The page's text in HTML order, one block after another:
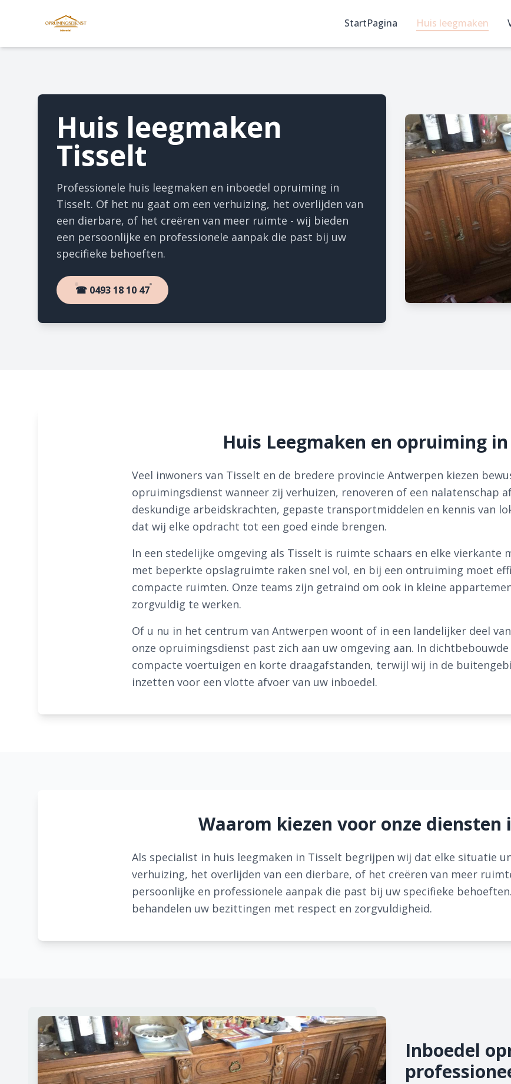
StartPagina Huis leegmaken
Huis leegmaken
Tisselt
Professionele huis leegmaken en inboedel opruiming in
Tisselt. Of het nu gaat om een verhuizing, het overlijden van
een dierbare, of het creëren van meer ruimte - wij bieden
een persoonlijke en professionele aanpak die past bij uw
specifieke behoeften.
☎ 0493 18 10 47
Huis Leegmaken en opruiming
Veel inwoners van Tisselt en de bredere provincie Antwerpen kiezen
opruimingsdienst wanneer zij verhuizen, renoveren of een nalatenschap
deskundige arbeidskrachten, gepaste transportmiddelen en kennis van
dat wij elke opdracht tot een goed einde brengen.
In een stedelijke omgeving als Tisselt is ruimte schaars en elke
met beperkte opslagruimte raken snel vol, en bij een ontruiming moet
compacte ruimten. Onze teams zijn getraind om ook in kleine
zorgvuldig te werken.
Of u nu in het centrum van Antwerpen woont of in een landelijker deel
onze opruimingsdienst past zich aan uw omgeving aan. In
compacte voertuigen en korte draagafstanden, terwijl wij in de
inzetten voor een vlotte afvoer van uw inboedel.
Waarom kiezen voor onze diensten
Als specialist in huis leegmaken in Tisselt begrijpen wij dat elke situatie
verhuizing, het overlijden van een dierbare, of het creëren van meer
persoonlijke en professionele aanpak die past bij uw specifieke
behandelen uw bezittingen met respect en zorgvuldigheid.
Inboedel